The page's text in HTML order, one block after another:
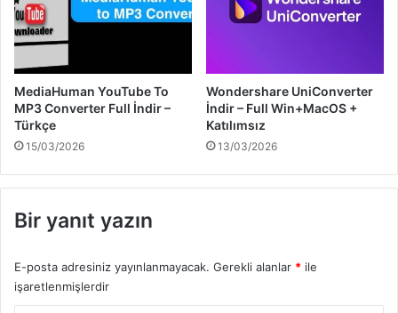
MediaHuman YouTube To
MP3 Converter Full İndir –
Türkçe
15/03/2026
Wondershare UniConverter
İndir – Full Win+MacOS +
Katılımsız
13/03/2026
Bir yanıt yazın
E-posta adresiniz yayınlanmayacak. Gerekli alanlar * ile
işaretlenmişlerdir